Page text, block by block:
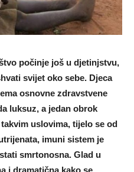
počinje još u djetinjstvu,
svijet oko sebe. Djeca
osnovne zdravstvene
luksuz, a jedan obrok
uslovima, tijelo se od
imuni sistem je
smrtonosna. Glad u